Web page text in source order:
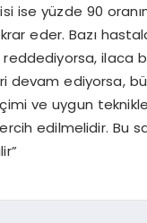
yüzde 90
eder. Bazı
ilaca
devam ediyorsa,
ve uygun
edilmelidir. Bu